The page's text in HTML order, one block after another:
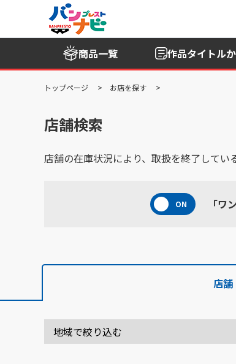
商品一覧 作品タイトル
トップページ お店を探す
店舗検索
店舗の在庫状況により、取扱を終了してい
「ワ
店舗